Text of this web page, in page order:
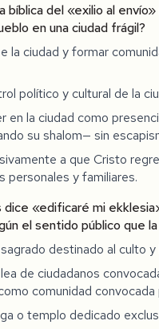
bíblica del «exilio al
en una ciudad frágil?
la ciudad y formar
político y cultural de la
en la ciudad como
su shalom— sin
a que Cristo
personales y familiares.
dice «edificaré mi
el sentido público que
destinado al culto y
de ciudadanos
comunidad
o templo dedicado